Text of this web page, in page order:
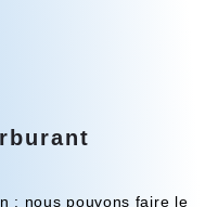
: nous pouvons faire le